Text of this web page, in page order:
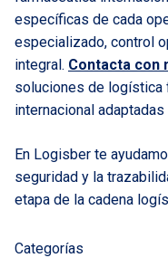
específicas de cada
especializado, control
integral. Contacta con
soluciones de logística
internacional
En Logisber te
seguridad y la
etapa de la cadena
Categorías